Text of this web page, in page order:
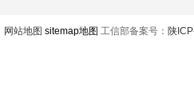
网站地图 sitemap地图 工信部备案号： 陕